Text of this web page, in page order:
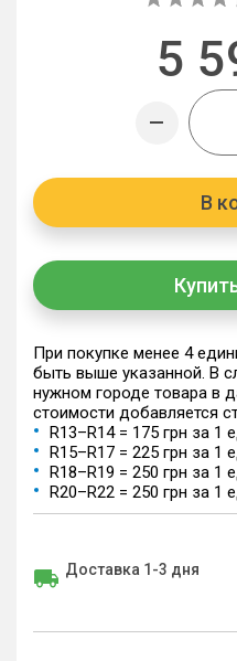
5
В
При покупке менее 4
быть выше указанной. В
нужном городе товара в
стоимости добавляется
R13–R14 = 175 грн за 1
R15–R17 = 225 грн за 1
R18–R19 = 250 грн за 1
R20–R22 = 250 грн за 1
Доставка 1-3 дня